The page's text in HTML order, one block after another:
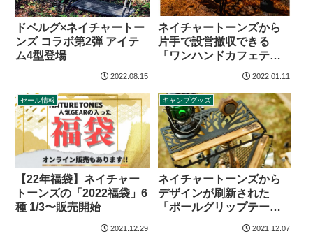
ドベルグ×ネイチャートー
ンズ コラボ第2弾 アイテ
ム4型登場
2022.08.15
ネイチャートーンズから
片手で設営撤収できる
「ワンハンドカフェテー
2022.01.11
セール情報
【22年福袋】ネイチャー
トーンズの「2022福袋」6
種 1/3〜販売開始
2021.12.29
キャンプグッズ
ネイチャートーンズから
デザインが刷新された
「ポールグリップテーブ
2021.12.07